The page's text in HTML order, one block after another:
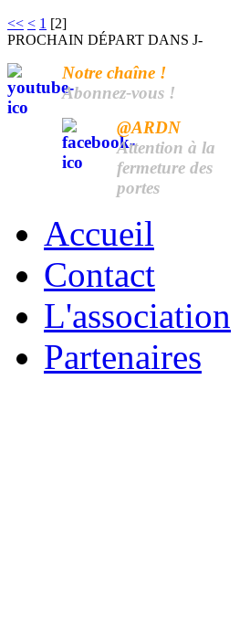
<< < 1 [2]
PROCHAIN DÉPART DANS J-
Notre chaîne !
Abonnez-vous !
@ARDN
Attention à la
fermeture des
portes
Accueil
Contact
L'association
Partenaires